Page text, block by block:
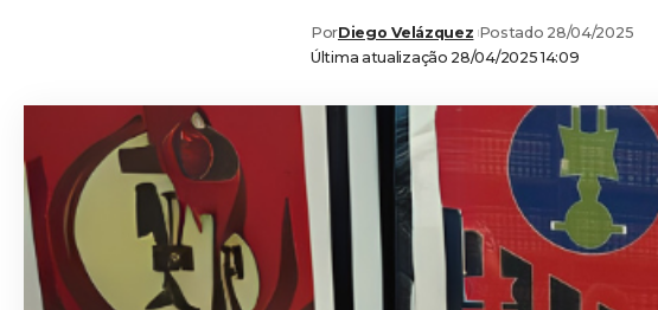
Última atualização 28/04/2025 14:09
PorDiego Velázquez Postado 28/04/2025